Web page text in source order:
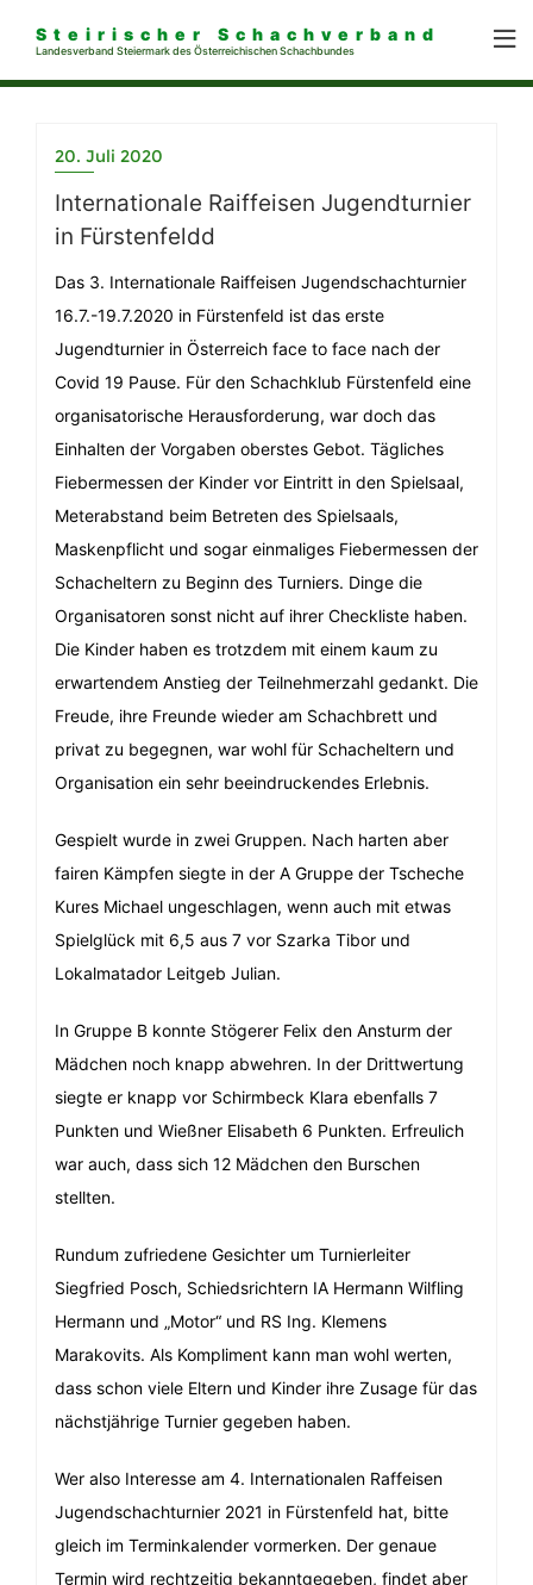
Steirischer Schachverband
Landesverband Steiermark des Österreichischen Schachbundes
20. Juli 2020
Internationale Raiffeisen Jugendturnier
in Fürstenfeldd
Das 3. Internationale Raiffeisen Jugendschachturnier
16.7.-19.7.2020 in Fürstenfeld ist das erste
Jugendturnier in Österreich face to face nach der
Covid 19 Pause. Für den Schachklub Fürstenfeld eine
organisatorische Herausforderung, war doch das
Einhalten der Vorgaben oberstes Gebot. Tägliches
Fiebermessen der Kinder vor Eintritt in den Spielsaal,
Meterabstand beim Betreten des Spielsaals,
Maskenpflicht und sogar einmaliges Fiebermessen der
Schacheltern zu Beginn des Turniers. Dinge die
Organisatoren sonst nicht auf ihrer Checkliste haben.
Die Kinder haben es trotzdem mit einem kaum zu
erwartendem Anstieg der Teilnehmerzahl gedankt. Die
Freude, ihre Freunde wieder am Schachbrett und
privat zu begegnen, war wohl für Schacheltern und
Organisation ein sehr beeindruckendes Erlebnis.
Gespielt wurde in zwei Gruppen. Nach harten aber
fairen Kämpfen siegte in der A Gruppe der Tscheche
Kures Michael ungeschlagen, wenn auch mit etwas
Spielglück mit 6,5 aus 7 vor Szarka Tibor und
Lokalmatador Leitgeb Julian.
In Gruppe B konnte Stögerer Felix den Ansturm der
Mädchen noch knapp abwehren. In der Drittwertung
siegte er knapp vor Schirmbeck Klara ebenfalls 7
Punkten und Wießner Elisabeth 6 Punkten. Erfreulich
war auch, dass sich 12 Mädchen den Burschen
stellten.
Rundum zufriedene Gesichter um Turnierleiter
Siegfried Posch, Schiedsrichtern IA Hermann Wilfling
Hermann und „Motor“ und RS Ing. Klemens
Marakovits. Als Kompliment kann man wohl werten,
dass schon viele Eltern und Kinder ihre Zusage für das
nächstjährige Turnier gegeben haben.
Wer also Interesse am 4. Internationalen Raffeisen
Jugendschachturnier 2021 in Fürstenfeld hat, bitte
gleich im Terminkalender vormerken. Der genaue
Termin wird rechtzeitig bekanntgegeben, findet aber